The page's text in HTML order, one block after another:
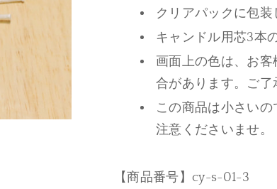
クリアパックに包装
キャンドル用芯3本
画面上の色は、お
合があります。ご了
この商品は小さい
注意くださいませ。
【商品番号】cy-s-01-3